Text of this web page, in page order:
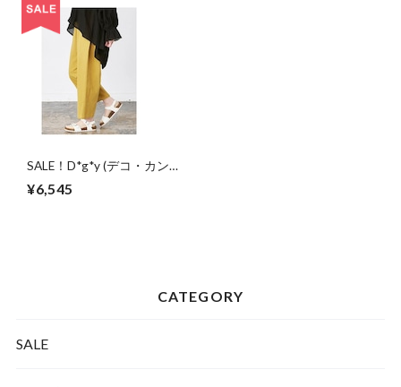
SALE！D*g*y (デコ・カンパ
ドパンツ /M/MUS/D3179
¥6,545
CATEGORY
SALE